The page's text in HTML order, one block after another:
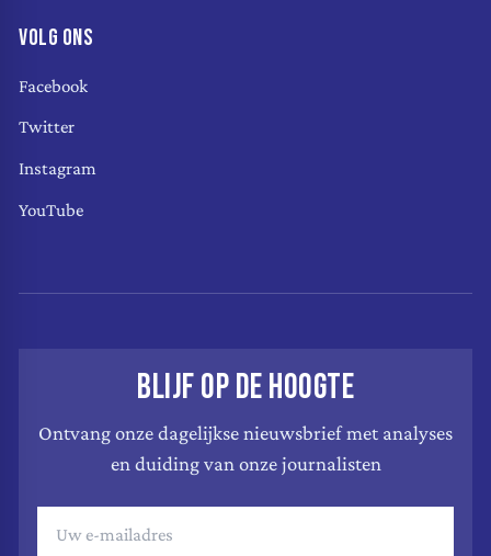
VOLG ONS
Facebook
Twitter
Instagram
YouTube
BLIJF OP DE HOOGTE
Ontvang onze dagelijkse nieuwsbrief met analyses
en duiding van onze journalisten